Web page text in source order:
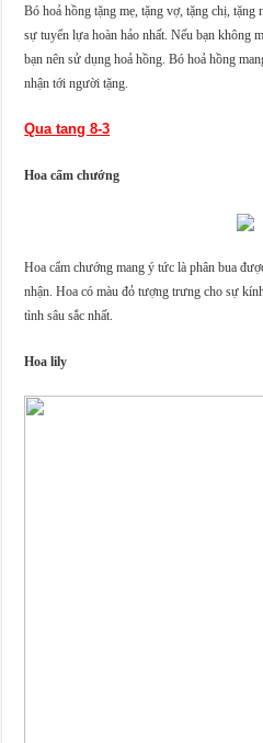
Bó hoả hồng tặng mẹ, tặng vợ, tặng chị,
sự tuyển lựa hoàn hảo nhất. Nếu bạn không
bạn nên sử dụng hoả hồng. Bó hoả hồng
nhận tới người tặng.
Qua tang 8-3
Hoa cẩm chướng
Hoa cẩm chướng mang ý tức là phân bua
nhận. Hoa có màu đỏ tượng trưng cho sự
tình sâu sắc nhất.
Hoa lily